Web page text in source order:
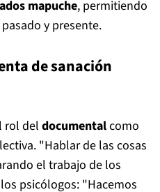
mapuche, permitiendo
y presente.
de sanación
rol del documentalcomo
"Hablar de las cosas
el trabajo de los
psicólogos: "Hacemos